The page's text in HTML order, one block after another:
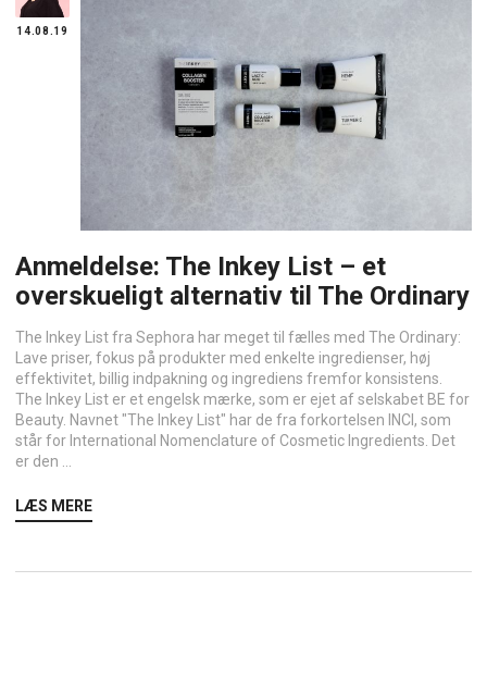
14.08.19
Anmeldelse: The Inkey List – et
overskueligt alternativ til The Ordinary
The Inkey List fra Sephora har meget til fælles med The Ordinary:
Lave priser, fokus på produkter med enkelte ingredienser, høj
effektivitet, billig indpakning og ingrediens fremfor konsistens.
The Inkey List er et engelsk mærke, som er ejet af selskabet BE for
Beauty. Navnet "The Inkey List" har de fra forkortelsen INCI, som
står for International Nomenclature of Cosmetic Ingredients. Det
er den ...
LÆS MERE